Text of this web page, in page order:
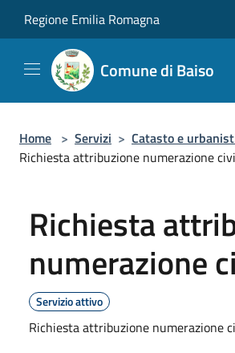
Regione Emilia Romagna
Comune di Baiso
Home > Servizi > Catasto e
Richiesta attribuzione numerazione
Richiesta
numerazione
Servizio attivo
Richiesta attribuzione numerazione